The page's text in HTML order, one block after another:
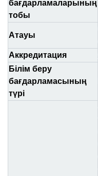
бағдарламаларының
тобы
Атауы
Аккредитация
Білім беру
бағдарламасының
түрі